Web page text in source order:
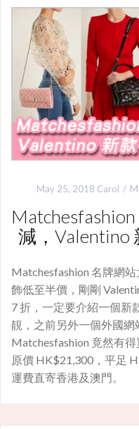
May 25, 2018 Carol
減，Valentino
Matchesfashion 名牌網
飾低至半價，剛剛
7 折，一定要介紹一個新
靚，之前另外一個外國
Matchesfashion 竟然有得
原價 HK$21,300，平足
運費直寄香港及澳門。